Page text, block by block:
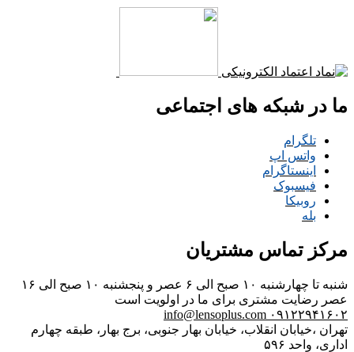
ما در شبکه های اجتماعی
تلگرام
واتس اپ
اینستاگرام
فیسبوک
روبیکا
بله
مرکز تماس مشتریان
شنبه تا چهارشنبه ۱۰ صبح الی ۶ عصر و پنجشنبه ۱۰ صبح الی ۱۶
عصر رضایت مشتری برای ما در اولویت است
۰۹۱۲۲۹۴۱۶۰۲ info@lensoplus.com
تهران ،خیابان انقلاب، خیابان بهار جنوبی، برج بهار، طبقه چهارم
اداری، واحد ۵۹۶